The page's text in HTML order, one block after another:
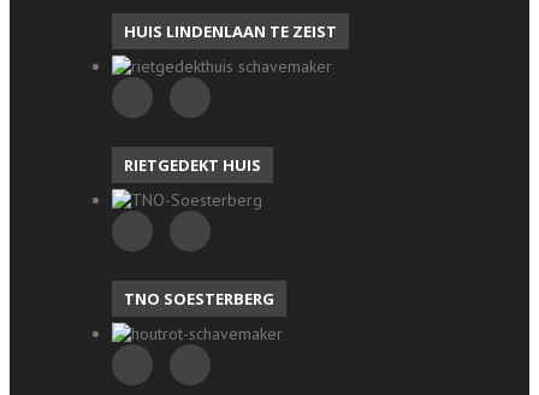
HUIS LINDENLAAN TE ZEIST
RIETGEDEKT HUIS
TNO SOESTERBERG